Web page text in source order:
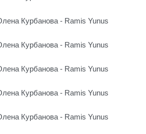
Курбанова - Ramis Yunus
Курбанова - Ramis Yunus
Курбанова - Ramis Yunus
Курбанова - Ramis Yunus
Курбанова - Ramis Yunus